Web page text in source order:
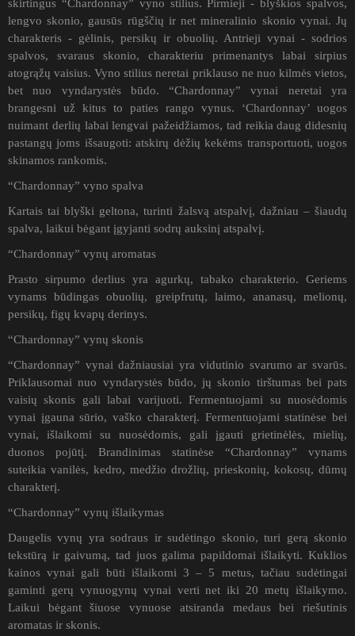
skirtingus “Chardonnay” vyno stilius. Pirmieji - blyškios spalvos,
lengvo skonio, gausūs rūgščių ir net mineralinio skonio vynai. Jų
charakteris - gėlinis, persikų ir obuolių. Antrieji vynai - sodrios
spalvos, svaraus skonio, charakteriu primenantys labai sirpius
atogrąžų vaisius. Vyno stilius neretai priklauso ne nuo kilmės vietos,
bet nuo vyndarystės būdo. “Chardonnay” vynai neretai yra
brangesni už kitus to paties rango vynus. ‘Chardonnay’ uogos
nuimant derlių labai lengvai pažeidžiamos, tad reikia daug didesnių
pastangų joms išsaugoti: atskirų dėžių kekėms transportuoti, uogos
skinamos rankomis.
“Chardonnay” vyno spalva
Kartais tai blyški geltona, turinti žalsvą atspalvį, dažniau – šiaudų
spalva, laikui bėgant įgyjanti sodrų auksinį atspalvį.
“Chardonnay” vynų aromatas
Prasto sirpumo derlius yra agurkų, tabako charakterio. Geriems
vynams būdingas obuolių, greipfrutų, laimo, ananasų, melionų,
persikų, figų kvapų derinys.
“Chardonnay” vynų skonis
“Chardonnay” vynai dažniausiai yra vidutinio svarumo ar svarūs.
Priklausomai nuo vyndarystės būdo, jų skonio tirštumas bei pats
vaisių skonis gali labai varijuoti. Fermentuojami su nuosėdomis
vynai įgauna sūrio, vaško charakterį. Fermentuojami statinėse bei
vynai, išlaikomi su nuosėdomis, gali įgauti grietinėlės, mielių,
duonos pojūtį. Brandinimas statinėse “Chardonnay” vynams
suteikia vanilės, kedro, medžio drožlių, prieskonių, kokosų, dūmų
charakterį.
“Chardonnay” vynų išlaikymas
Daugelis vynų yra sodraus ir sudėtingo skonio, turi gerą skonio
tekstūrą ir gaivumą, tad juos galima papildomai išlaikyti. Kuklios
kainos vynai gali būti išlaikomi 3 – 5 metus, tačiau sudėtingai
gaminti gerų vynuogynų vynai verti net iki 20 metų išlaikymo.
Laikui bėgant šiuose vynuose atsiranda medaus bei riešutinis
aromatas ir skonis.